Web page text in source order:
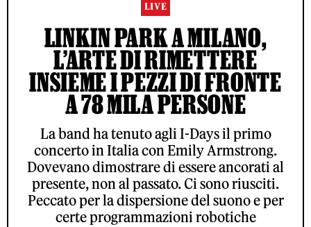
LIVE
LINKIN PARK A MILANO,
L’ARTE DI RIMETTERE
INSIEME I PEZZI DI FRONTE
A 78 MILA PERSONE
La band ha tenuto agli I-Days il primo
concerto in Italia con Emily Armstrong.
Dovevano dimostrare di essere ancorati al
presente, non al passato. Ci sono riusciti.
Peccato per la dispersione del suono e per
certe programmazioni robotiche